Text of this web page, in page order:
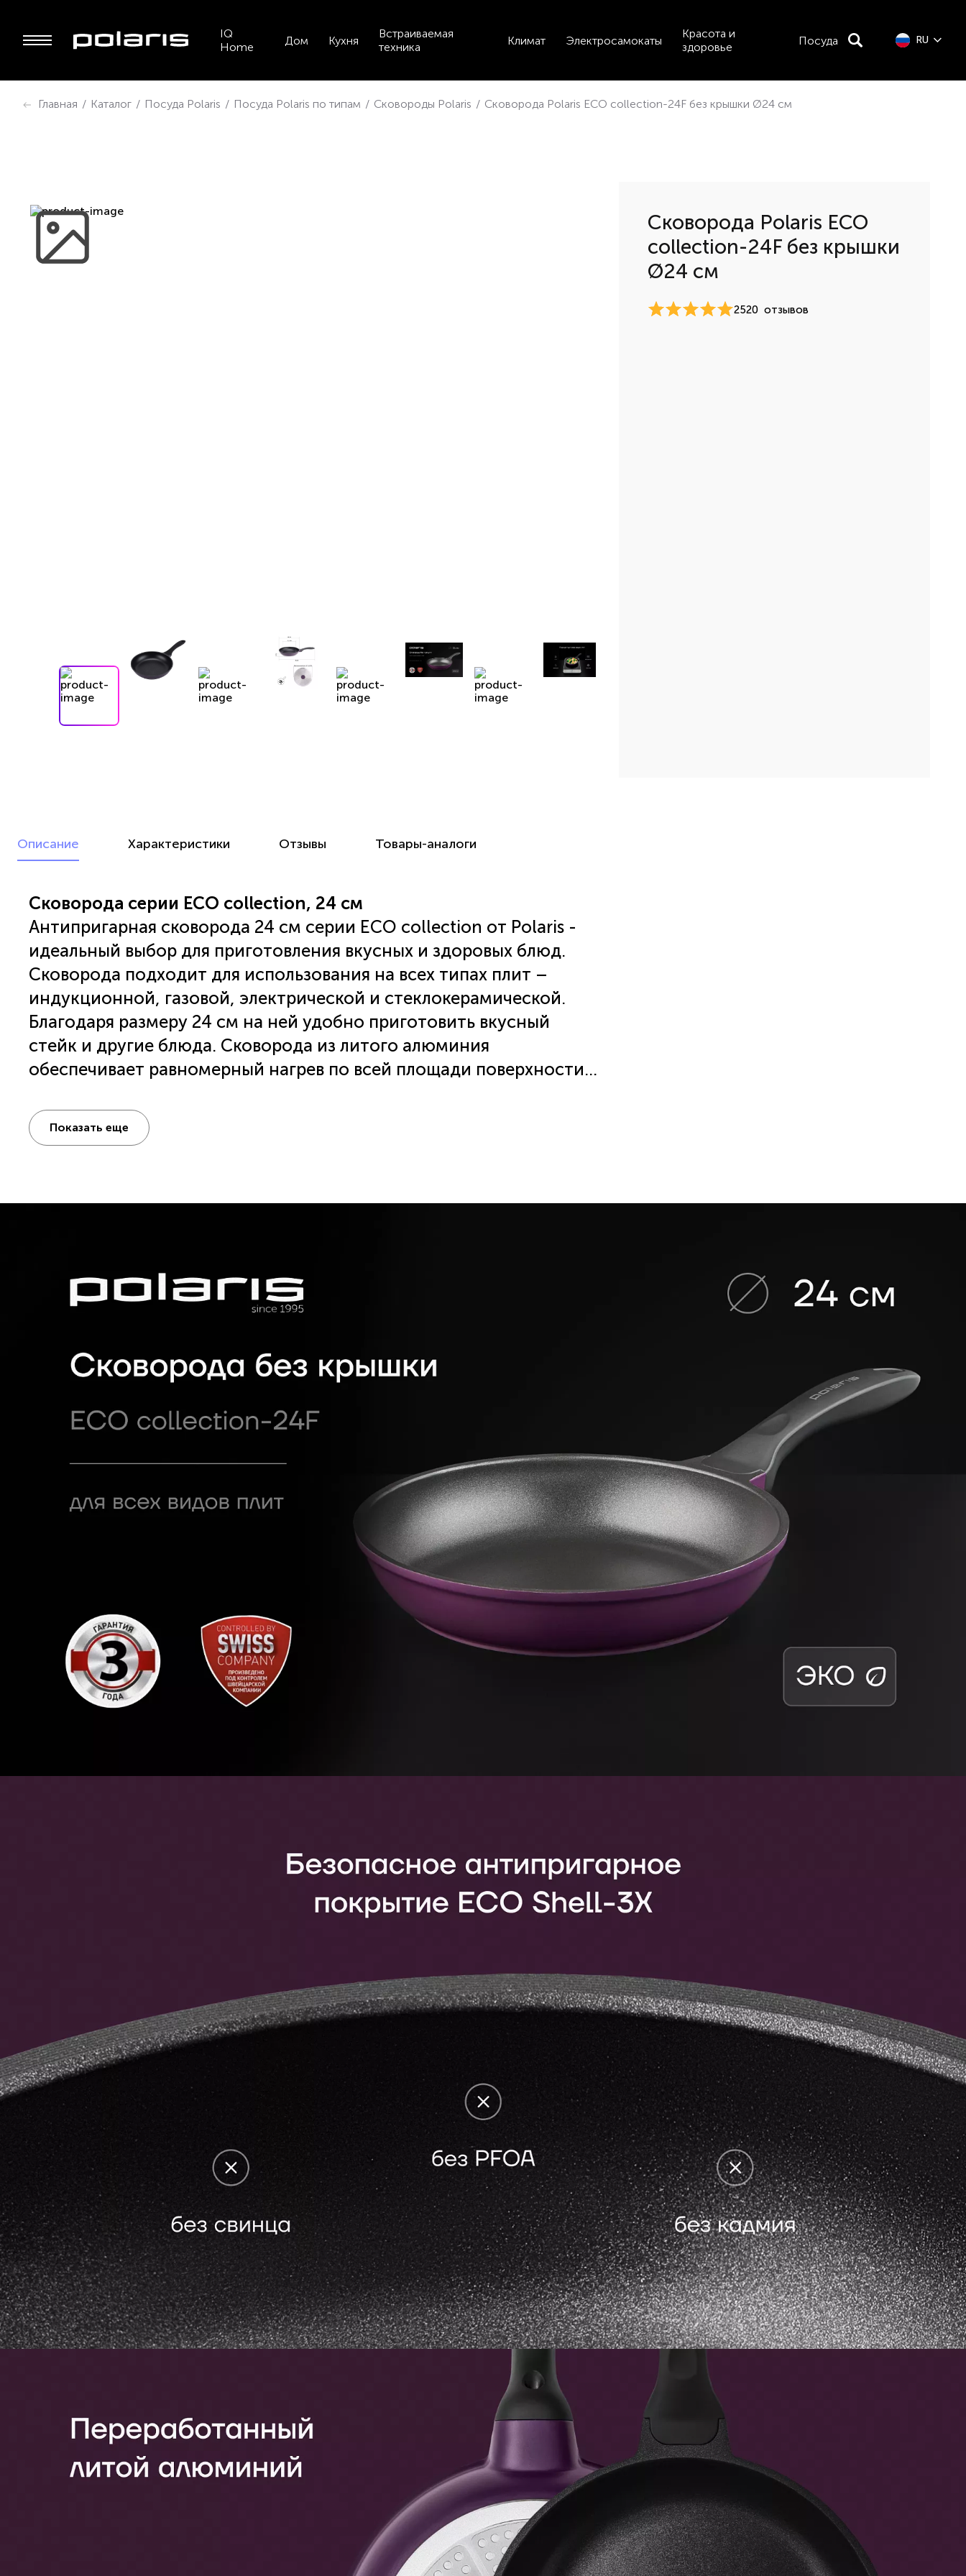
IQ
Home
Дом Кухня
Встраиваемая
техника
Климат Электросамокаты
Красота и
здоровье
Посуда RU
Главная / Каталог / Посуда Polaris / Посуда Polaris по типам / Сковороды Polaris / Сковорода Polaris ECO collection-24F без крышки Ø24 см
Сковорода Polaris ECO
collection-24F без крышки
Ø24 см
2520 отзывов
Описание Характеристики Отзывы Товары-аналоги
Сковорода серии ECO collection, 24 см
Антипригарная сковорода 24 см серии ECO collection от Polaris -
идеальный выбор для приготовления вкусных и здоровых блюд.
Cковорода подходит для использования на всех типах плит –
индукционной, газовой, электрической и стеклокерамической.
Благодаря размеру 24 см на ней удобно приготовить вкусный
стейк и другие блюда. Сковорода из литого алюминия
обеспечивает равномерный нагрев по всей площади поверхности.
обеспечивает долгий срок службы. Благодаря инновационному
антипригарному покрытию Eco Shell-3X, которое не содержит
нагревается во время использования. Посуда Polaris - идеальное
сочетание качества и функциональности, которое позволяет легко
времени.
ПОСМОТРЕТЬ РЕКОМЕНДАЦИИ ПО УХОДУ
Показать еще